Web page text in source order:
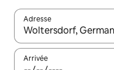
Adresse
Lorsque les résultats
Arrivée